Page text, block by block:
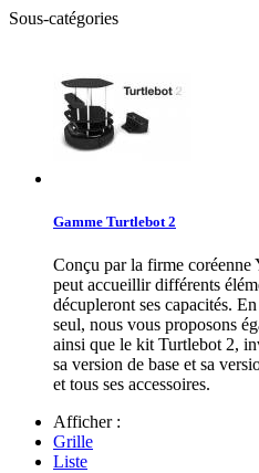
Sous-catégories
Gamme Turtlebot 2
Conçu par la firme
peut accueillir différents
décupleront ses capacités.
seul, nous vous proposons
ainsi que le kit Turtlebot 2,
sa version de base et sa
et tous ses accessoires.
Afficher :
Grille
Liste